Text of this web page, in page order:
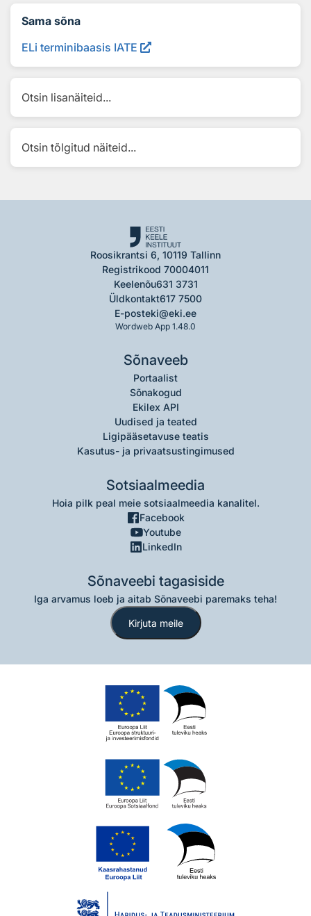
Sama sõna
ELi terminibaasis IATE
Otsin lisanäiteid...
Otsin tõlgitud näiteid...
Roosikrantsi 6, 10119 Tallinn
Registrikood 70004011
Keelenõu631 3731
Üldkontakt617 7500
E-posteki@eki.ee
Wordweb App 1.48.0
Sõnaveeb
Portaalist
Sõnakogud
Ekilex API
Uudised ja teated
Ligipääsetavuse teatis
Kasutus- ja privaatsustingimused
Sotsiaalmeedia
Hoia pilk peal meie sotsiaalmeedia kanalitel.
Facebook
Youtube
LinkedIn
Sõnaveebi tagasiside
Iga arvamus loeb ja aitab Sõnaveebi paremaks teha!
Kirjuta meile